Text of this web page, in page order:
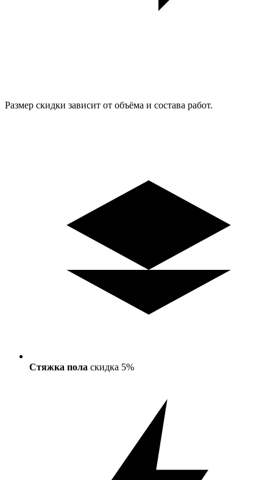
Размер скидки зависит от объёма и состава работ.
Стяжка пола скидка 5%